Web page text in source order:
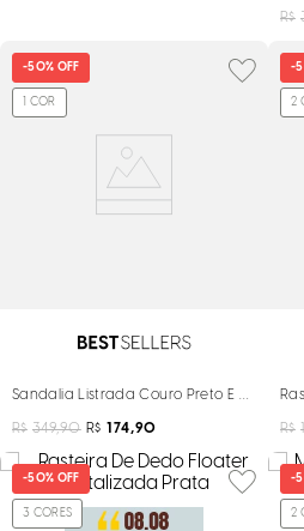
R$
-50% OFF
COR
Sandalia Listrada Couro Preto E Branco
R$ 349,90 R$ 174,90
-
2
R$
-50% OFF
3 CORES
-
2